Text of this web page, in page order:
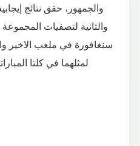
والجمهور، حقق نتائج
والثانية لتصفيات
سنغافورة في ملعب الاخير
لمثلهما في كلتا